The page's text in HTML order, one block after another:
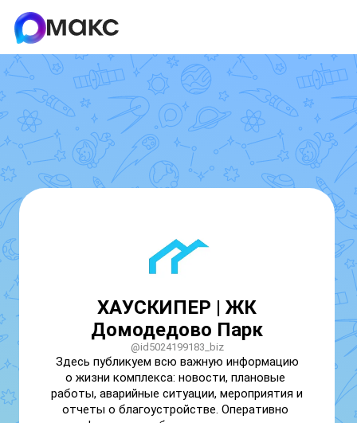
ХАУСКИПЕР | ЖК
Домодедово Парк
@id5024199183_biz
Здесь публикуем всю важную информацию
о жизни комплекса: новости, плановые
работы, аварийные ситуации, мероприятия и
отчеты о благоустройстве. Оперативно